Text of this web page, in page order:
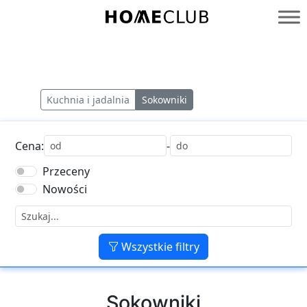
Homeclub
Kuchnia i jadalnia Sokowniki
Cena:
-
Przeceny
Nowości
Wszystkie filtry